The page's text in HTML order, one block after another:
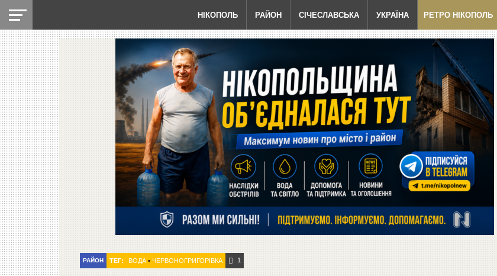
НІКОПОЛЬ РАЙОН СІЧЕСЛАВСЬКА УКРАЇНА РЕТРО НІКОПОЛЬ
РАЙОН ТЕГ: ВОДА• ЧЕРВОНОГРИГОРІВКА 1